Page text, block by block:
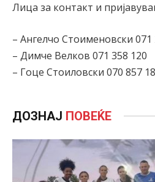
Лица за контакт и
– Ангелчо Стоименовски 071
– Димче Велков 071 358 120
– Гоце Стоиловски 070 857
ДОЗНАЈ ПОВЕЌЕ